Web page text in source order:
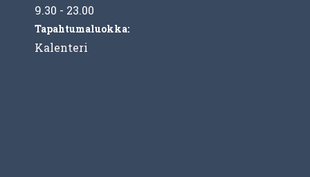
9.30 - 23.00
Tapahtumaluokka:
Kalenteri